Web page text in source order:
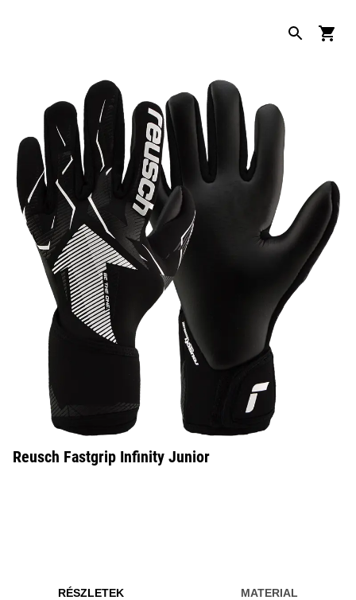
Reusch Fastgrip Infinity Junior
RÉSZLETEK MATERIAL